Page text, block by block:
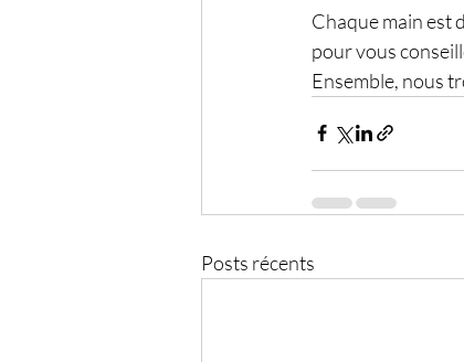
Chaque main est
pour vous
Ensemble, nous
Posts récents